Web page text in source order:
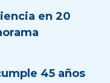
en 20
45 años